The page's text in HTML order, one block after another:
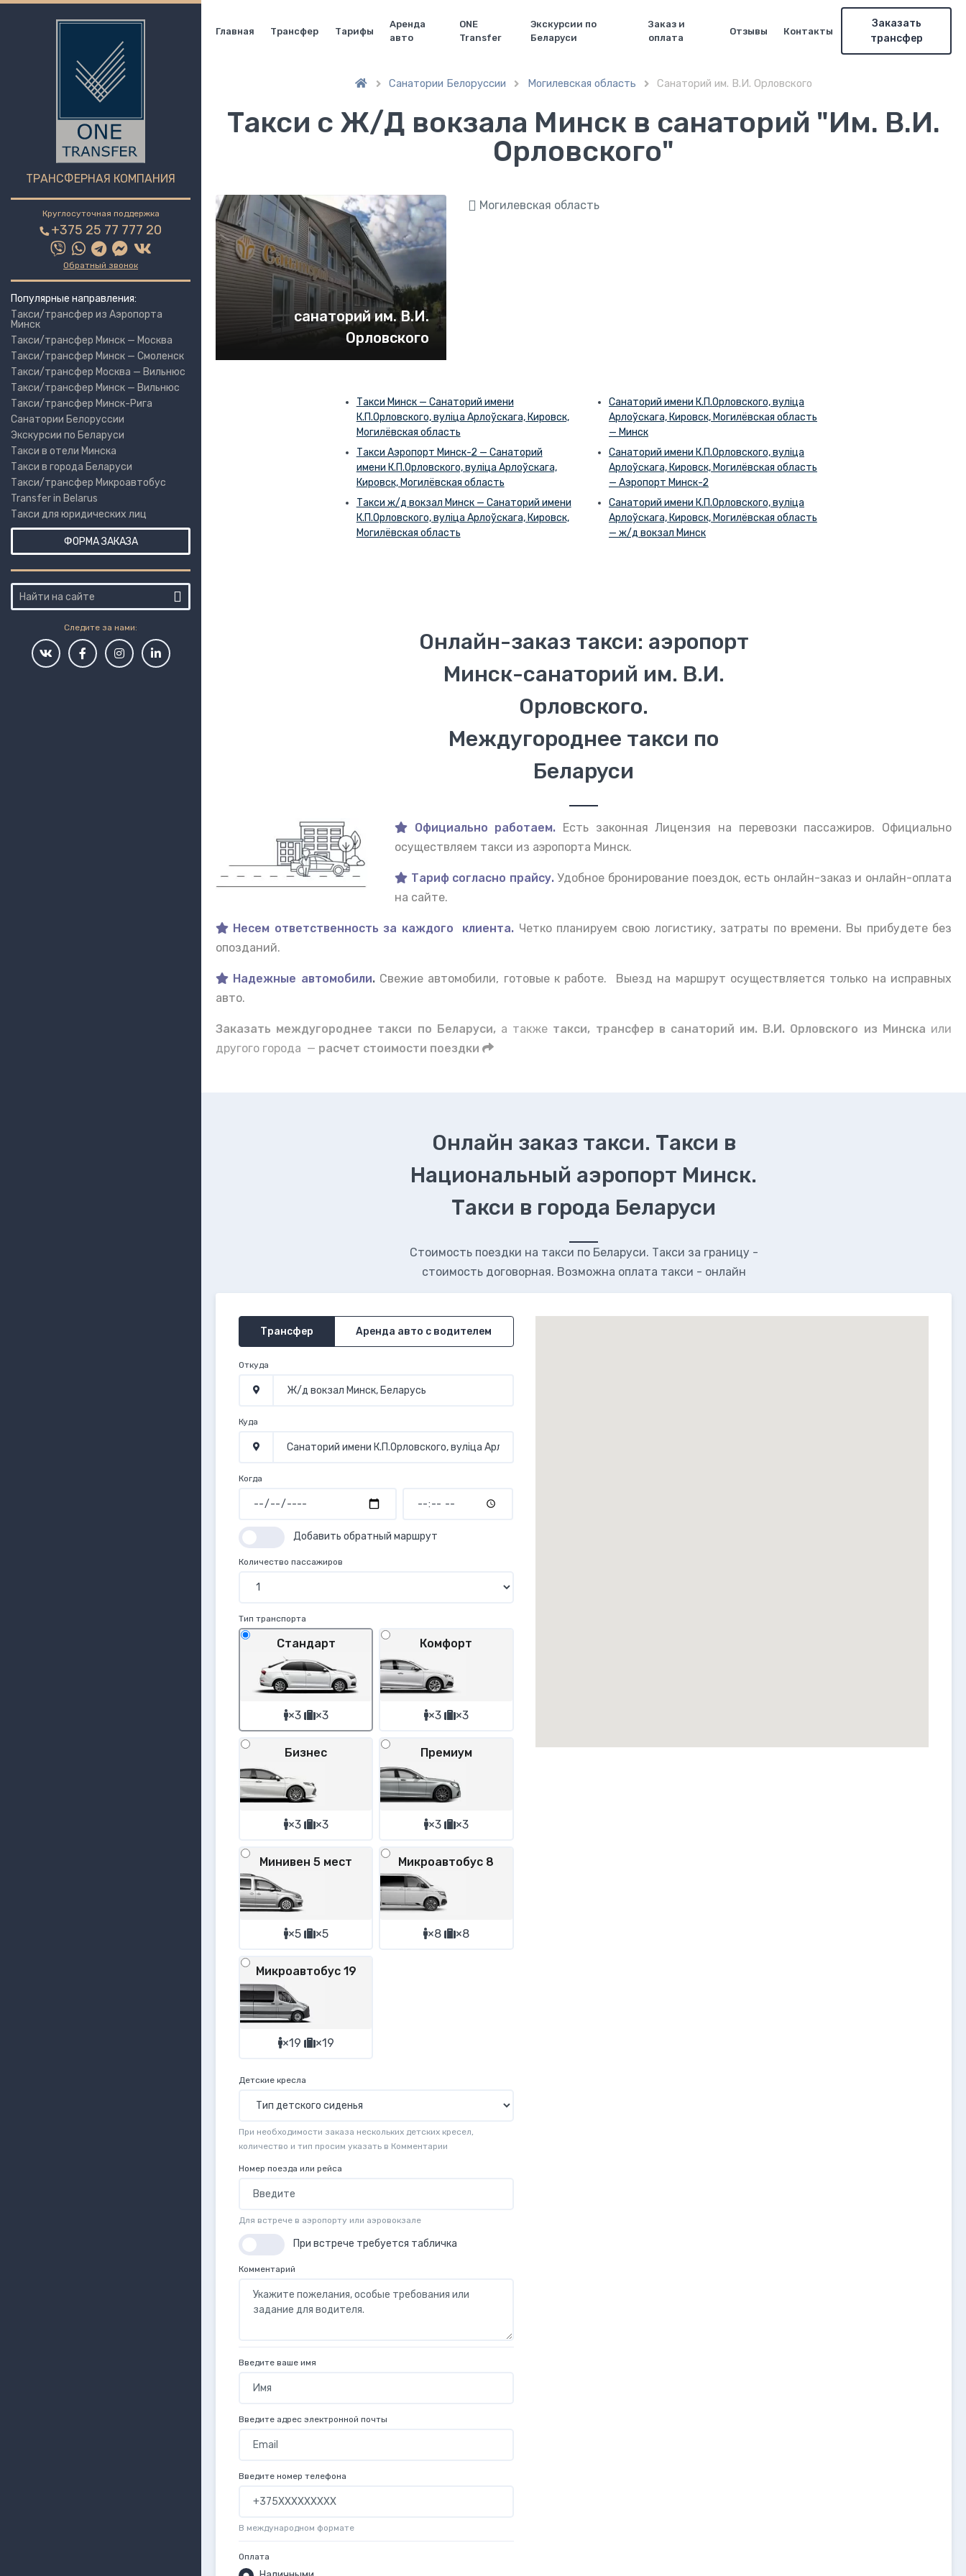
ТРАНСФЕРНАЯ КОМПАНИЯ
Круглосуточная поддержка
+375 25 77 777 20
Обратный звонок
Популярные направления:
Такси/трансфер из Аэропорта
Минск
Такси/трансфер Минск — Москва
Такси/трансфер Минск — Смоленск
Такси/трансфер Москва — Вильнюс
Такси/трансфер Минск — Вильнюс
Такси/трансфер Минск-Рига
Санатории Белоруссии
Экскурсии по Беларуси
Такси в отели Минска
Такси в города Беларуси
Такси/трансфер Микроавтобус
Transfer in Belarus
Такси для юридических лиц
ФОРМА ЗАКАЗА
Следите за нами:
Главная Трансфер Тарифы
Аренда
авто
ONE
Transfer
Экскурсии по
Беларуси
Заказ и
оплата
Отзывы Контакты
Заказать
трансфер
 Санатории Белоруссии  Могилевская область  Санаторий им. В.И. Орловского
Такси с Ж/Д вокзала Минск в санаторий "Им. В.И.
Орловского"
санаторий им. В.И.
Орловского
Могилевская область
Такси Минск — Санаторий имени
К.П.Орловского, вуліца Арлоўскага, Кировск,
Могилёвская область
Такси Аэропорт Минск-2 — Санаторий
имени К.П.Орловского, вуліца Арлоўскага,
Кировск, Могилёвская область
Такси ж/д вокзал Минск — Санаторий имени
К.П.Орловского, вуліца Арлоўскага, Кировск,
Могилёвская область
Санаторий имени К.П.Орловского, вуліца
Арлоўскага, Кировск, Могилёвская область
— Минск
Санаторий имени К.П.Орловского, вуліца
Арлоўскага, Кировск, Могилёвская область
— Аэропорт Минск-2
Санаторий имени К.П.Орловского, вуліца
Арлоўскага, Кировск, Могилёвская область
— ж/д вокзал Минск
Онлайн-заказ такси: аэропорт
Минск-санаторий им. В.И.
Орловского.
Междугороднее такси по
Беларуси
Официально работаем. Есть законная Лицензия на перевозки пассажиров. Официально
осуществляем такси из аэропорта Минск.
Тариф согласно прайсу. Удобное бронирование поездок, есть онлайн-заказ и онлайн-оплата
на сайте.
Несем ответственность за каждого клиента. Четко планируем свою логистику, затраты по времени. Вы прибудете без
опозданий.
Надежные автомобили. Свежие автомобили, готовые к работе. Выезд на маршрут осуществляется только на исправных
авто.
Заказать междугороднее такси по Беларуси,а также такси, трансфер в санаторий им. В.И. Орловского из Минска или
другого города — расчет стоимости поездки
Онлайн заказ такси. Такси в
Национальный аэропорт Минск.
Такси в города Беларуси
Стоимость поездки на такси по Беларуси. Такси за границу -
стоимость договорная. Возможна оплата такси - онлайн
Трансфер Аренда авто с водителем
Откуда
Куда
Когда
Добавить обратный маршрут
Количество пассажиров
Тип транспорта
Стандарт
×3 ×3
Комфорт
×3 ×3
Бизнес
×3 ×3
Премиум
×3 ×3
Минивен 5 мест
×5 ×5
Микроавтобус 8
×8 ×8
Микроавтобус 19
×19 ×19
Детские кресла
При необходимости заказа нескольких детских кресел,
количество и тип просим указать в Комментарии
Номер поезда или рейса
Для встрече в аэропорту или аэровокзале
При встрече требуется табличка
Комментарий
Введите ваше имя
Введите адрес электронной почты
Введите номер телефона
В международном формате
Оплата